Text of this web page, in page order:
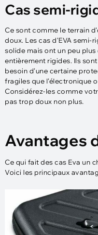
Cas semi-
Ce sont comme le terrain
doux. Les cas d'EVA semi-
solide mais ont un peu
entièrement rigides. Ils
besoin d'une certaine
fragiles que l'électronique
Considérez-les comme
pas trop doux non plus.
Avantages
Ce qui fait des cas Eva un
Voici les principaux